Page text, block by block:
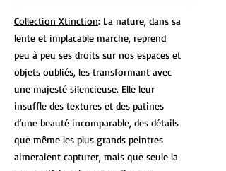
Collection Xtinction: La nature, dans sa
lente et implacable marche, reprend
peu à peu ses droits sur nos espaces et
objets oubliés, les transformant avec
une majesté silencieuse. Elle leur
insuffle des textures et des patines
d’une beauté incomparable, des détails
que même les plus grands peintres
aimeraient capturer, mais que seule la